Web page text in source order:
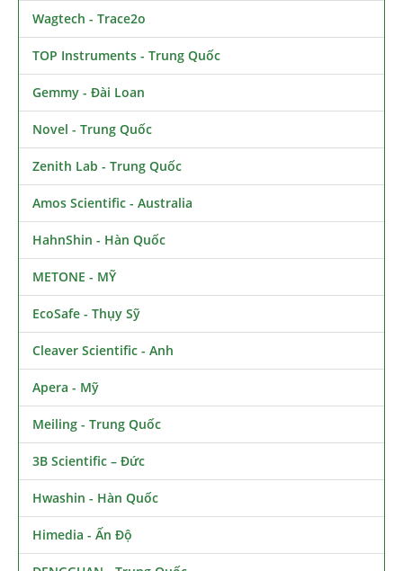
Wagtech - Trace2o
TOP Instruments - Trung Quốc
Gemmy - Đài Loan
Novel - Trung Quốc
Zenith Lab - Trung Quốc
Amos Scientific - Australia
HahnShin - Hàn Quốc
METONE - MỸ
EcoSafe - Thụy Sỹ
Cleaver Scientific - Anh
Apera - Mỹ
Meiling - Trung Quốc
3B Scientific – Đức
Hwashin - Hàn Quốc
Himedia - Ấn Độ